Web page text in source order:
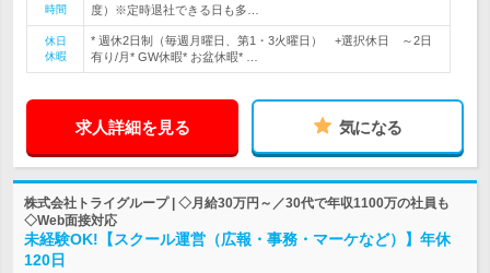
時間
度）※定時退社できる日も多…
休日
休暇
* 週休2日制（毎週月曜日、第1・3火曜日） +選択休日 ～2日
有り/月* GW休暇* お盆休暇* …
求人詳細を見る 気になる
株式会社トライグループ | ◇月給30万円～／30代で年収1100万の社員も
◇Web面接対応
未経験OK!【スクール運営（広報・事務・マーケなど）】年休
120日